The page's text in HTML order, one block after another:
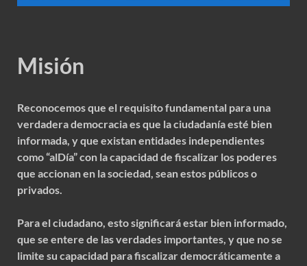
Misión
Reconocemos que el requisito fundamental para una
verdadera democracia es que la ciudadanía esté bien
informada, y que existan entidades independientes
como “alDía” con la capacidad de fiscalizar los poderes
que accionan en la sociedad, sean estos públicos o
privados.
Para el ciudadano, esto significará estar bien informado,
que se entere de las verdades importantes, y que no se
limite su capacidad para fiscalizar democráticamente a